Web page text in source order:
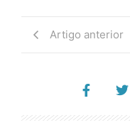
Artigo anterior